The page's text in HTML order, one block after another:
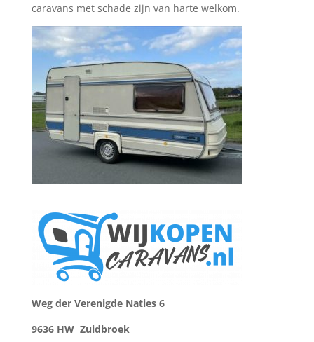
caravans met schade zijn van harte welkom.
Weg der Verenigde Naties 6
9636 HW Zuidbroek